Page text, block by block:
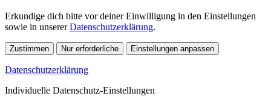
Erkundige dich bitte vor deiner Einwilligung in den Einstellungen
sowie in unsererDatenschutzerklärung.
Zustimmen Nur erforderliche Einstellungen anpassen
Datenschutzerklärung
Individuelle Datenschutz-Einstellungen